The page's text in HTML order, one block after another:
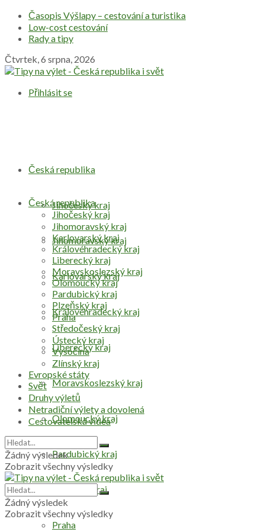
Časopis Výšlapy – cestování a turistika
Low-cost cestování
Rady a tipy
Čtvrtek, 6 srpna, 2026
Přihlásit se
Česká republika
Jihočeský kraj
Jihomoravský kraj
Karlovarský kraj
Královéhradecký kraj
Liberecký kraj
Moravskoslezský kraj
Olomoucký kraj
Pardubický kraj
Plzeňský kraj
Praha
Česká republika
Jihočeský kraj
Jihomoravský kraj
Karlovarský kraj
Královéhradecký kraj
Liberecký kraj
Moravskoslezský kraj
Olomoucký kraj
Pardubický kraj
Plzeňský kraj
Praha
Středočeský kraj
Ústecký kraj
Vysočina
Zlínský kraj
Evropské státy
Svět
Druhy výletů
Netradiční výlety a dovolená
Cestovatelská videa
Žádný výsledek
Zobrazit všechny výsledky
Žádný výsledek
Zobrazit všechny výsledky